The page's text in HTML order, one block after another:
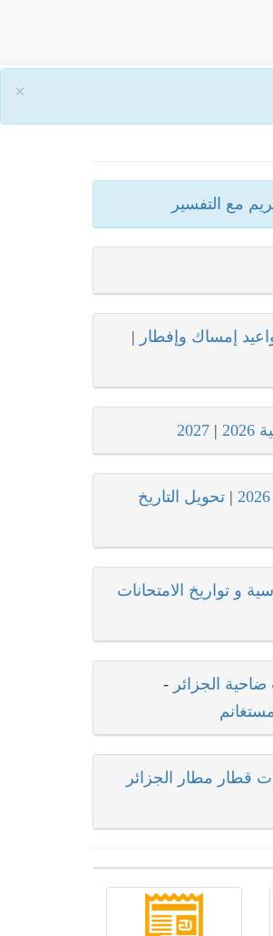
×
مع التفسير
|
|
2027
| تحويل التاريخ
و تواريخ الامتحانات
الجزائر -
قطار مطار الجزائر